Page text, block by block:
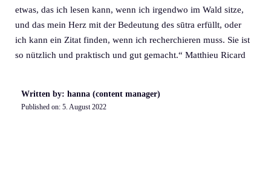
etwas, das ich lesen kann, wenn ich irgendwo im Wald sitze,
und das mein Herz mit der Bedeutung des sūtra erfüllt, oder
ich kann ein Zitat finden, wenn ich recherchieren muss. Sie ist
so nützlich und praktisch und gut gemacht.“ Matthieu Ricard
Written by: hanna (content manager)
Published on: 5. August 2022